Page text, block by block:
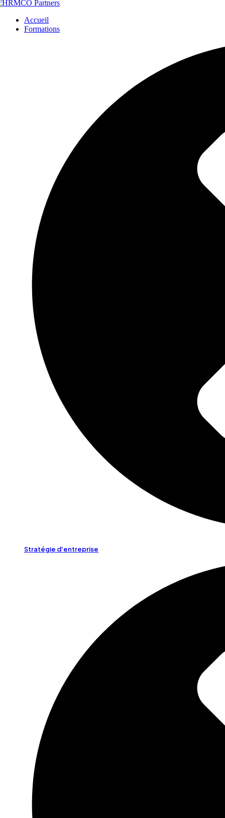
Accueil
Formations
Stratégie d'entreprise